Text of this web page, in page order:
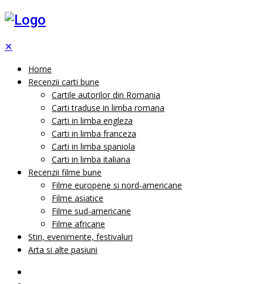
✕
Home
Recenzii carti bune
Cartile autorilor din Romania
Carti traduse in limba romana
Carti in limba engleza
Carti in limba franceza
Carti in limba spaniola
Carti in limba italiana
Recenzii filme bune
Filme europene si nord-americane
Filme asiatice
Filme sud-americane
Filme africane
Stiri, evenimente, festivaluri
Arta si alte pasiuni